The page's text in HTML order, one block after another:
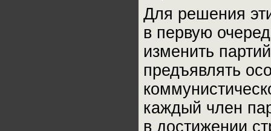
Для решения
в первую
изменить
предъявлять
каждый член
в достижении